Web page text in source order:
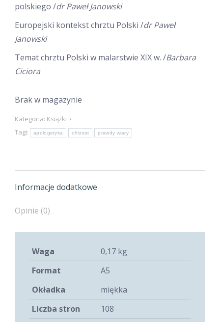
polskiego /dr Paweł Janowski
Europejski kontekst chrztu Polski /dr Paweł
Janowski
Temat chrztu Polski w malarstwie XIX w. /Barbara
Ciciora
Brak w magazynie
Kategoria: Książki
Tagi:
apologetyka chrzest prawdy wiary
Informacje dodatkowe
Opinie (0)
Waga
0,17 kg
Format
A5
Okładka
miękka
Liczba stron
108